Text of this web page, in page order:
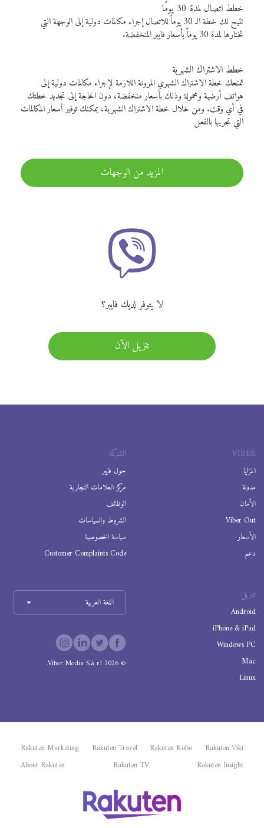
خطط اتصال لمدة 30 يومًا
تتيح لك خطة الـ 30 يوماً للاتصال إجراء مكالمات دولية إلى الوجهة التي
تختارها لمدة 30 يوماً بأسعار فايبر المنخفضة.
خطط الاشتراك الشهرية
تمنحك خطة الاشتراك الشهري المرونة اللازمة لإجراء مكالمات دولية إلى
هواتف أرضية ومحمولة وذلك بأسعار منخفضة، دون الحاجة إلى تجديد خطتك
في أي وقت. ومن خلال خطة الاشتراك الشهرية، يمكنك توفير أسعار المكالمات
التي تجريها بالفعل
المزيد من الوجهات
لا يتوفر لديك فايبر؟
تنزيل الآن
VIBER
المزايا
مدونة
الأمان
Viber Out
الأسعار
دعم
الشركة
حول فايبر
مركز العلامات التجارية
الوظائف
الشروط والسياسات
سياسة الخصوصية
Customer Complaints Code
تنزيل
Android
iPhone & iPad
Windows PC
Mac
Linux
اللغة العربية
©
2026
Viber Media S.à r.l.
Rakuten Viki
Rakuten Kobo
Rakuten Travel
Rakuten Marketing
Rakuten Insight
Rakuten TV
About Rakuten